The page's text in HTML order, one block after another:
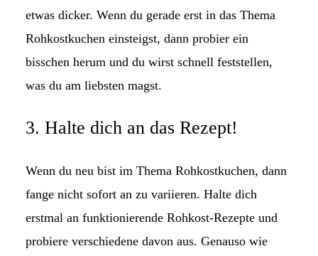
etwas dicker. Wenn du gerade erst in das Thema
Rohkostkuchen einsteigst, dann probier ein
bisschen herum und du wirst schnell feststellen,
was du am liebsten magst.
3. Halte dich an das Rezept!
Wenn du neu bist im Thema Rohkostkuchen, dann
fange nicht sofort an zu variieren. Halte dich
erstmal an funktionierende Rohkost-Rezepte und
probiere verschiedene davon aus. Genauso wie